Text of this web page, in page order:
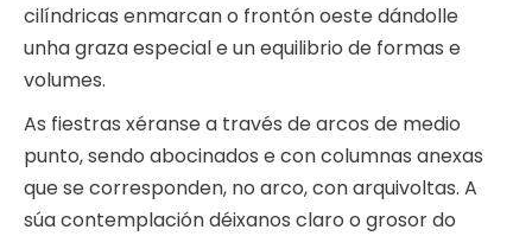
cilíndricas enmarcan o frontón oeste dándolle
unha graza especial e un equilibrio de formas e
volumes.
As fiestras xéranse a través de arcos de medio
punto, sendo abocinados e con columnas anexas
que se corresponden, no arco, con arquivoltas. A
súa contemplación déixanos claro o grosor do